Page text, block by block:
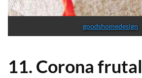
goodshomedesign
11. Corona frutal